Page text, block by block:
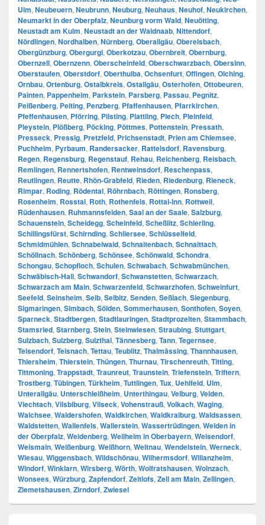
Ulm, Neubeuern, Neubrunn, Neuburg, Neuhaus, Neuhof, Neukirchen,
Neumarkt in der Oberpfalz, Neunburg vorm Wald, Neuötting,
Neustadt am Kulm, Neustadt an der Waldnaab, Nittendorf,
Nördlingen, Nordhalben, Nürnberg, Oberallgäu, Oberelsbach,
Obergünzburg, Obergurgl, Oberkotzau, Obernbreit, Obernburg,
Obernzell, Obernzenn, Oberscheinfeld, Oberschwarzbach, Obersinn,
Oberstaufen, Oberstdorf, Oberthulba, Ochsenfurt, Offingen, Olching,
Ornbau, Ortenburg, Ostalbkreis, Ostallgäu, Osterhofen, Ottobeuren,
Painten, Pappenheim, Parkstein, Parsberg, Passau, Pegnitz,
Peißenberg, Peiting, Penzberg, Pfaffenhausen, Pfarrkirchen,
Pfeffenhausen, Pförring, Pilsting, Plattling, Plech, Pleinfeld,
Pleystein, Plößberg, Pöcking, Pöttmes, Pottenstein, Pressath,
Presseck, Pressig, Pretzfeld, Prichsenstadt, Prien am Chiemsee,
Puchheim, Pyrbaum, Randersacker, Rattelsdorf, Ravensburg,
Regen, Regensburg, Regenstauf, Rehau, Reichenberg, Reisbach,
Remlingen, Rennertshofen, Rentweinsdorf, Reschenpass,
Reutlingen, Reutte, Rhön-Grabfeld, Rieden, Riedenburg, Rieneck,
Rimpar, Roding, Rödental, Röhrnbach, Röttingen, Ronsberg,
Rosenheim, Rosstal, Roth, Rothenfels, Rottal-Inn, Rottweil,
Rüdenhausen, Ruhmannsfelden, Saal an der Saale, Salzburg,
Schauenstein, Scheidegg, Scheinfeld, Scheßlitz, Schierling,
Schillingsfürst, Schirnding, Schliersee, Schlüsselfeld,
Schmidmühlen, Schnabelwaid, Schnaitenbach, Schnaittach,
Schöllnach, Schönberg, Schönsee, Schönwald, Schondra,
Schongau, Schopfloch, Schulen, Schwabach, Schwabmünchen,
Schwäbisch-Hall, Schwandorf, Schwanstetten, Schwarzach,
Schwarzach am Main, Schwarzenfeld, Schwarzhofen, Schweinfurt,
Seefeld, Seinsheim, Selb, Selbitz, Senden, Seßlach, Siegenburg,
Sigmaringen, Simbach, Sölden, Sommerhausen, Sonthofen, Soyen,
Sparneck, Stadtbergen, Stadtlauringen, Stadtprozelten, Stammbach,
Stamsried, Starnberg, Stein, Steinwiesen, Straubing, Stuttgart,
Sulzbach, Sulzberg, Sulzthal, Tännesberg, Tann, Tegernsee,
Teisendorf, Teisnach, Tettau, Teublitz, Thalmässing, Thannhausen,
Thiersheim, Thierstein, Thüngen, Thurnau, Tirschenreuth, Titting,
Tittmoning, Trappstadt, Traunreut, Traunstein, Triefenstein, Triftern,
Trostberg, Tübingen, Türkheim, Tuttlingen, Tux, Uehlfeld, Ulm,
Unterallgäu, Unterschleißheim, Unterthingau, Velburg, Velden,
Viechtach, Vilsbiburg, Vilseck, Vohenstrauß, Volkach, Waging,
Walchsee, Waldershofen, Waldkirchen, Waldkraiburg, Waldsassen,
Waldstetten, Wallenfels, Wallerstein, Wassertrüdingen, Weiden in
der Oberpfalz, Weidenberg, Weilheim in Oberbayern, Weisendorf,
Weismain, Weißenburg, Weißhorn, Weitnau, Wendelstein, Werneck,
Wiesau, Wiggensbach, Wildschönau, Wilhermsdorf, Willanzheim,
Windorf, Winklarn, Wirsberg, Wörth, Wolfratshausen, Wolnzach,
Wonsees, Würzburg, Zapfendorf, Zeitlofs, Zell am Main, Zellingen,
Ziemetshausen, Zirndorf, Zwiesel